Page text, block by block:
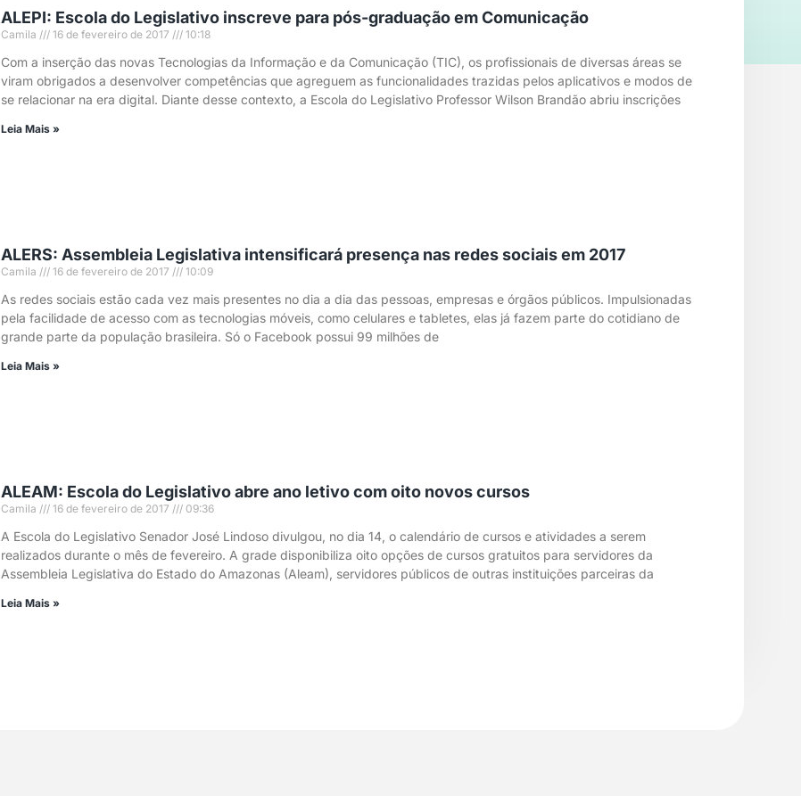
ALEPI: Escola do Legislativo inscreve para pós-graduação em Comunicação
Camila 16 de fevereiro de 2017 10:18
Com a inserção das novas Tecnologias da Informação e da Comunicação (TIC), os profissionais de diversas áreas se
viram obrigados a desenvolver competências que agreguem as funcionalidades trazidas pelos aplicativos e modos de
se relacionar na era digital. Diante desse contexto, a Escola do Legislativo Professor Wilson Brandão abriu inscrições
Leia Mais »
ALERS: Assembleia Legislativa intensificará presença nas redes sociais em 2017
Camila 16 de fevereiro de 2017 10:09
As redes sociais estão cada vez mais presentes no dia a dia das pessoas, empresas e órgãos públicos. Impulsionadas
pela facilidade de acesso com as tecnologias móveis, como celulares e tabletes, elas já fazem parte do cotidiano de
grande parte da população brasileira. Só o Facebook possui 99 milhões de
Leia Mais »
ALEAM: Escola do Legislativo abre ano letivo com oito novos cursos
Camila 16 de fevereiro de 2017 09:36
A Escola do Legislativo Senador José Lindoso divulgou, no dia 14, o calendário de cursos e atividades a serem
realizados durante o mês de fevereiro. A grade disponibiliza oito opções de cursos gratuitos para servidores da
Assembleia Legislativa do Estado do Amazonas (Aleam), servidores públicos de outras instituições parceiras da
Leia Mais »